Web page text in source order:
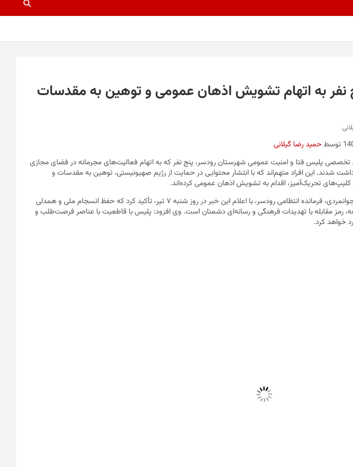
نفر به اتهام تشویش اذهان عمومی و توهین به مقدسات
حمید رضا گیلانی
پلیس فتا و امنیت عمومی شهرستان رودسر، پنج نفر که به اتهام فعالیت‌های مجرمانه در فضای مجازی
شدند. این افراد متهم‌اند که با انتشار محتوایی در حمایت از رژیم صهیونیستی، توهین به مقدسات و
کلیپ‌های تحریک‌آمیز، اقدام به تشویش اذهان عمومی کرده‌اند.
سرهنگ سیدجلال‌الدین جوانمردی، فرمانده انتظامی رودسر، با اعلام این خبر در روز شنبه ۷ تیر، تأکید کرد که حفظ انسجام ملی و همدلی
رمز مقابله با تهدیدات فرهنگی و رسانه‌ای دشمنان است. وی افزود: پلیس با قاطعیت با عناصر فرصت‌طلب و
خواهد کرد.